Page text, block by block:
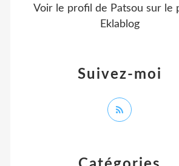
Suivez-moi
Voir le profil de Patsou sur le
Eklablog